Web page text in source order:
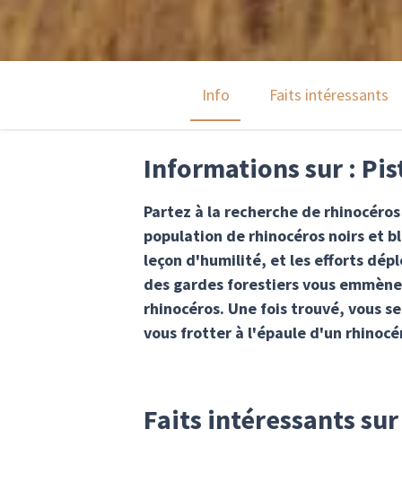
Info Faits intéressants
Informations sur :
Partez à la recherche de
population de rhinocéros noirs et
leçon d'humilité, et les efforts
des gardes forestiers vous
rhinocéros. Une fois trouvé, vous
vous frotter à l'épaule d'un
Faits intéressants